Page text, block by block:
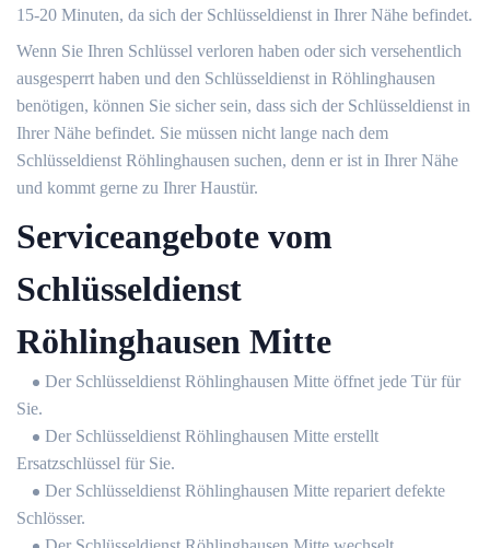
15-20 Minuten, da sich der Schlüsseldienst in Ihrer Nähe befindet.
Wenn Sie Ihren Schlüssel verloren haben oder sich versehentlich
ausgesperrt haben und den Schlüsseldienst in Röhlinghausen
benötigen, können Sie sicher sein, dass sich der Schlüsseldienst in
Ihrer Nähe befindet. Sie müssen nicht lange nach dem
Schlüsseldienst Röhlinghausen suchen, denn er ist in Ihrer Nähe
und kommt gerne zu Ihrer Haustür.
Serviceangebote vom
Schlüsseldienst
Röhlinghausen Mitte
Der Schlüsseldienst Röhlinghausen Mitte öffnet jede Tür für
Sie.
Der Schlüsseldienst Röhlinghausen Mitte erstellt
Ersatzschlüssel für Sie.
Der Schlüsseldienst Röhlinghausen Mitte repariert defekte
Schlösser.